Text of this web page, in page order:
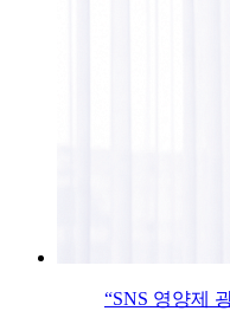
“SNS 영양제